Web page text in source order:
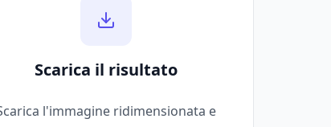
Scarica il risultato
l'immagine ridimensionata e